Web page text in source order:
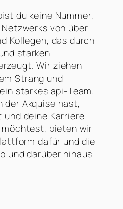
du keine Nummer,
von über
Kollegen, das durch
starken
Wir ziehen
Strang und
starkes api-Team.
der Akquise hast,
deine Karriere
bieten wir
dafür und die
und darüber hinaus